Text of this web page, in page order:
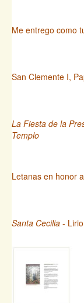
Me entrego como
San Clemente I,
La Fiesta de la
Templo
Letanas en honor
Santa Cecilia -